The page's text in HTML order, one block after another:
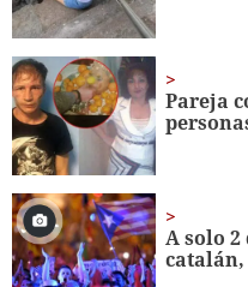
Pareja
A solo